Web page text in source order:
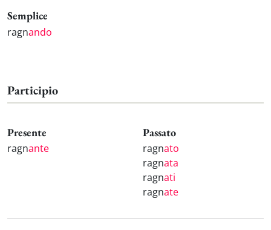
Semplice
ragnando
Participio
Presente
ragnante
Passato
ragnato
ragnata
ragnati
ragnate